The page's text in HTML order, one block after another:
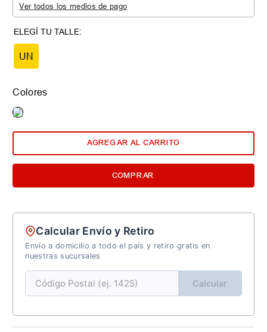
Ver todos los medios de pago
UN
Colores
AGREGAR AL CARRITO
COMPRAR
Calcular Envío y Retiro
Envío a domicilio a todo el país y retiro gratis en
nuestras sucursales
Calcular